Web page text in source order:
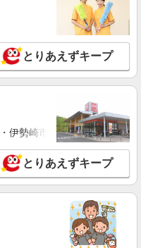
とりあえずキープ
伊勢崎市・太田市・館林市
とりあえずキープ